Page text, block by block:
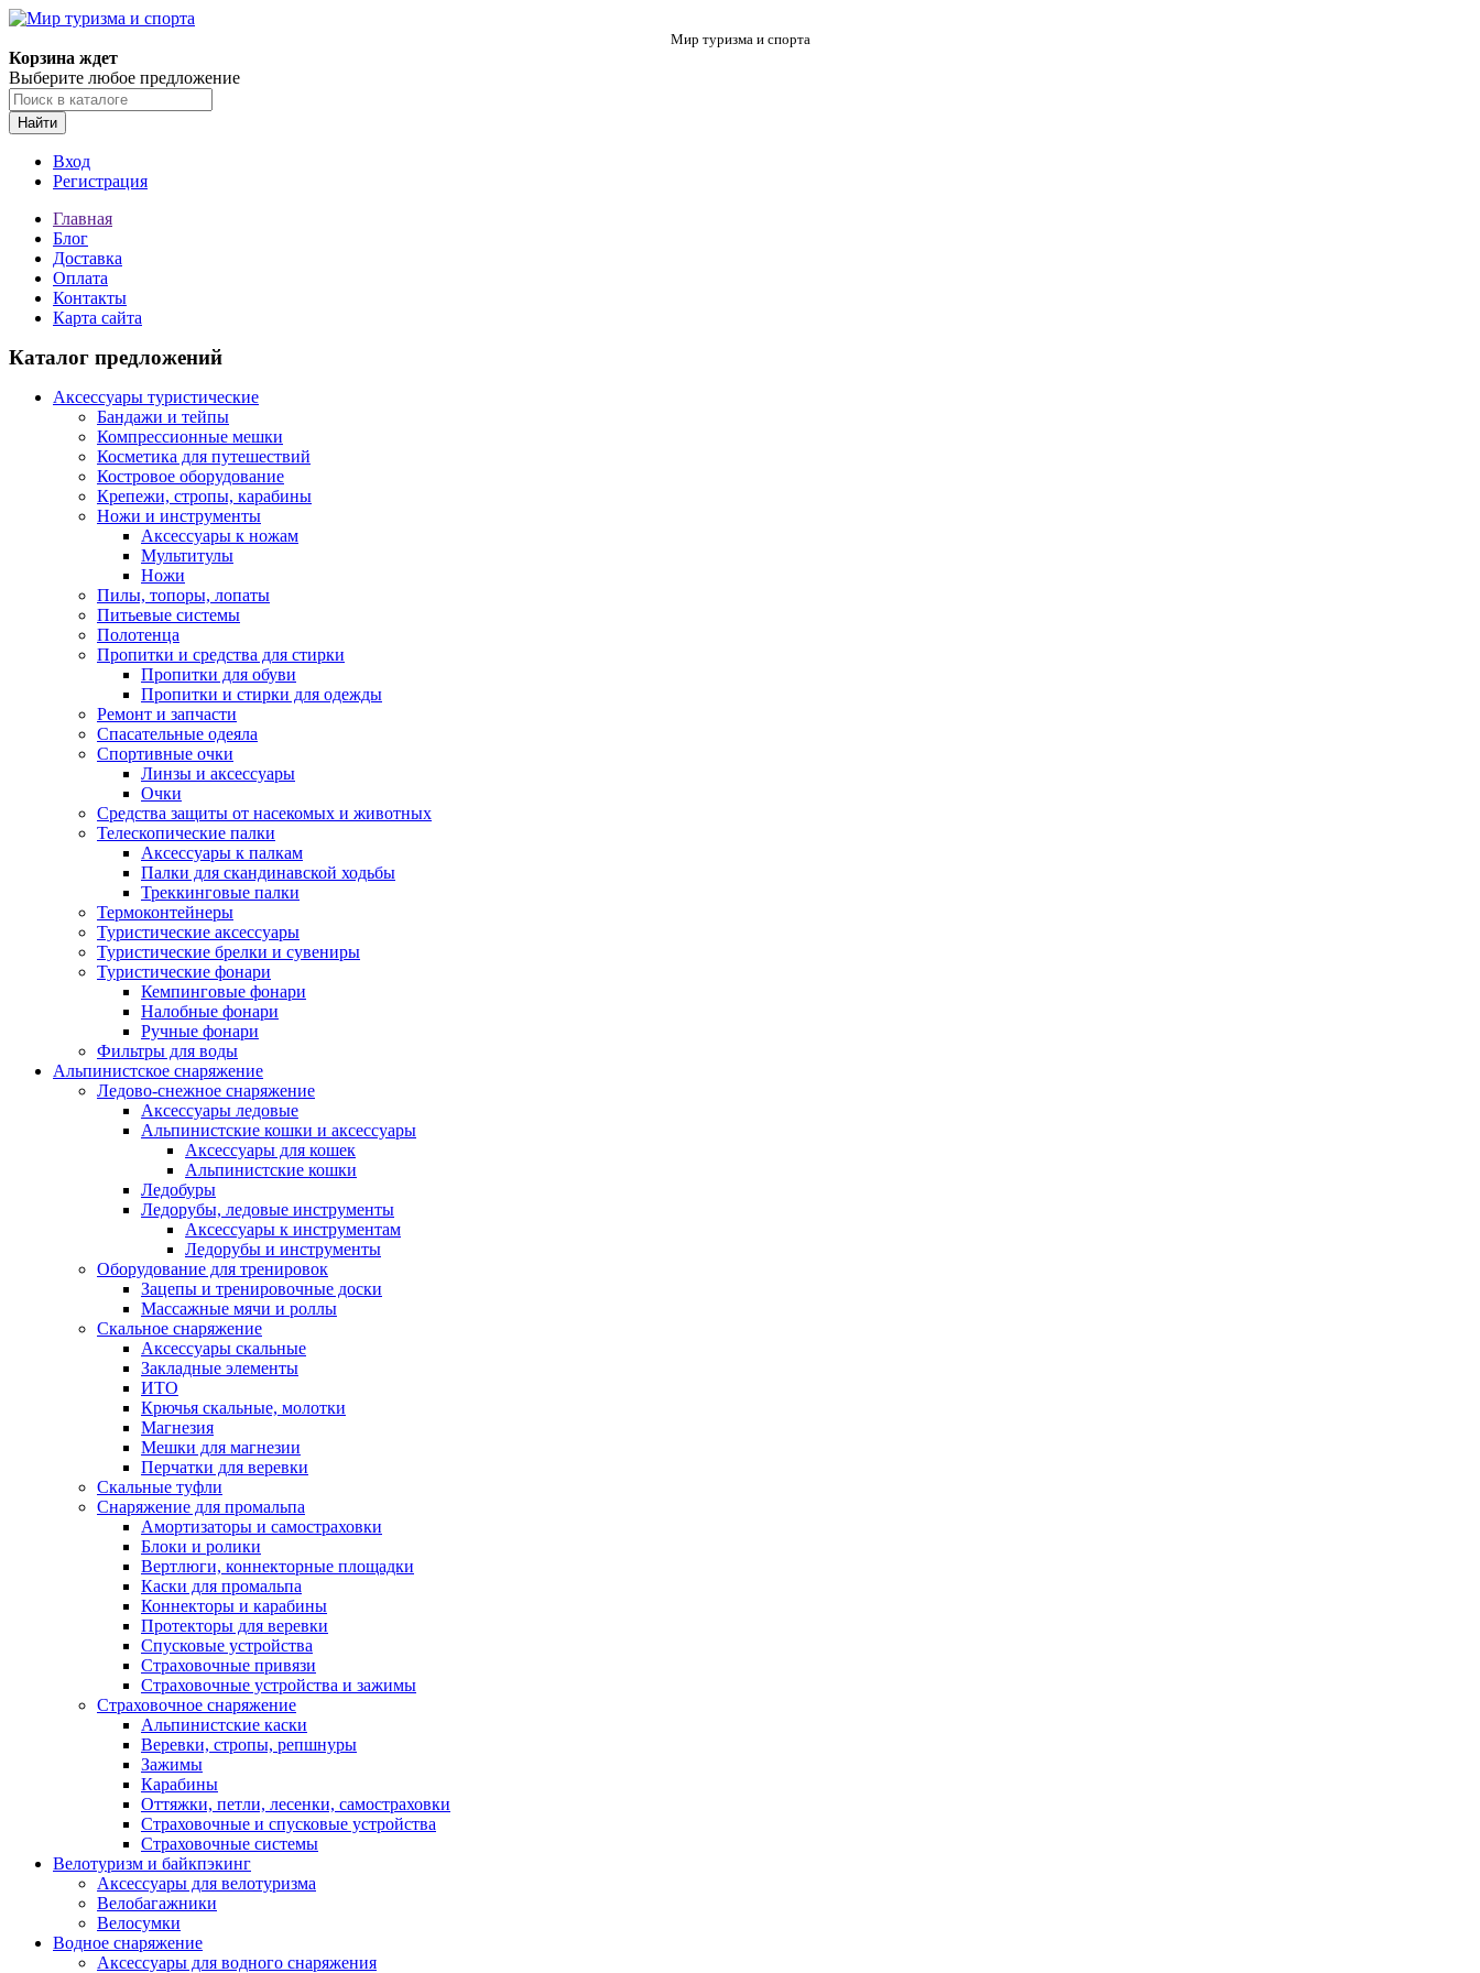
Мир туризма и спорта
Корзина ждет
Выберите любое предложение
Найти
Вход
Регистрация
Главная
Блог
Доставка
Оплата
Контакты
Карта сайта
Каталог предложений
Аксессуары туристические
Бандажи и тейпы
Компрессионные мешки
Косметика для путешествий
Костровое оборудование
Крепежи, стропы, карабины
Ножи и инструменты
Аксессуары к ножам
Мультитулы
Ножи
Пилы, топоры, лопаты
Питьевые системы
Полотенца
Пропитки и средства для стирки
Пропитки для обуви
Пропитки и стирки для одежды
Ремонт и запчасти
Спасательные одеяла
Спортивные очки
Линзы и аксессуары
Очки
Средства защиты от насекомых и животных
Телескопические палки
Аксессуары к палкам
Палки для скандинавской ходьбы
Треккинговые палки
Термоконтейнеры
Туристические аксессуары
Туристические брелки и сувениры
Туристические фонари
Кемпинговые фонари
Налобные фонари
Ручные фонари
Фильтры для воды
Альпинистское снаряжение
Ледово-снежное снаряжение
Аксессуары ледовые
Альпинистские кошки и аксессуары
Аксессуары для кошек
Альпинистские кошки
Ледобуры
Ледорубы, ледовые инструменты
Аксессуары к инструментам
Ледорубы и инструменты
Оборудование для тренировок
Зацепы и тренировочные доски
Массажные мячи и роллы
Скальное снаряжение
Аксессуары скальные
Закладные элементы
ИТО
Крючья скальные, молотки
Магнезия
Мешки для магнезии
Перчатки для веревки
Скальные туфли
Снаряжение для промальпа
Амортизаторы и самостраховки
Блоки и ролики
Вертлюги, коннекторные площадки
Каски для промальпа
Коннекторы и карабины
Протекторы для веревки
Спусковые устройства
Страховочные привязи
Страховочные устройства и зажимы
Страховочное снаряжение
Альпинистские каски
Веревки, стропы, репшнуры
Зажимы
Карабины
Оттяжки, петли, лесенки, самостраховки
Страховочные и спусковые устройства
Страховочные системы
Велотуризм и байкпэкинг
Аксессуары для велотуризма
Велобагажники
Велосумки
Водное снаряжение
Аксессуары для водного снаряжения